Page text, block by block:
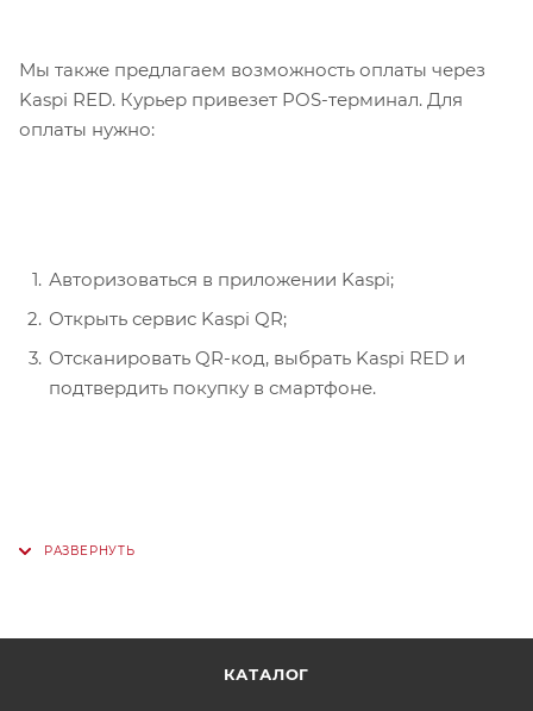
Мы также предлагаем возможность оплаты через
Kaspi RED. Курьер привезет POS-терминал. Для
оплаты нужно:
Авторизоваться в приложении Kaspi;
Открыть сервис Kaspi QR;
Отсканировать QR-код, выбрать Kaspi RED и
подтвердить покупку в смартфоне.
КАТАЛОГ